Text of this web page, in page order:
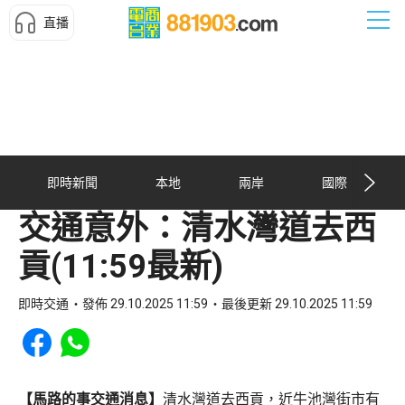
直播
即時新聞 本地 兩岸 國際
交通意外：清水灣道去西
貢(11:59最新)
即時交通 發佈 29.10.2025 11:59 最後更新 29.10.2025 11:59
Share to Facebook
Share to WhatsApp
【馬路的事交通消息】 清水灣道去西貢，近牛池灣街市有